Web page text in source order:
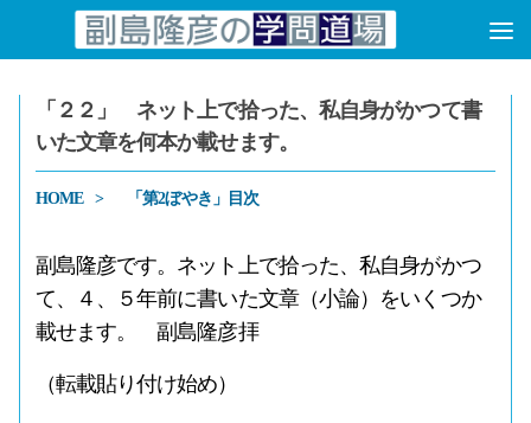
コンテンツへスキップ
「２２」 ネット上で拾った、私自身がかつて書
いた文章を何本か載せます。
HOME 「第2ぼやき」目次
副島隆彦です。ネット上で拾った、私自身がかつ
て、４、５年前に書いた文章（小論）をいくつか
載せます。 副島隆彦拝
（転載貼り付け始め）